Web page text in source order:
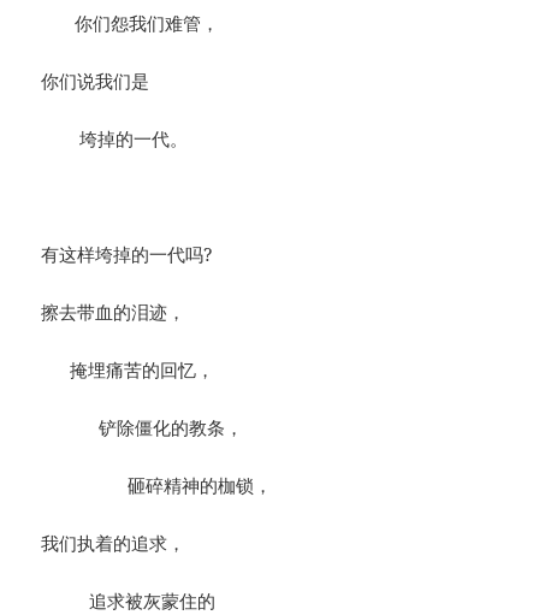
你们怨我们难管，
你们说我们是
垮掉的一代。
有这样垮掉的一代吗?
擦去带血的泪迹，
掩埋痛苦的回忆，
铲除僵化的教条，
砸碎精神的枷锁，
我们执着的追求，
追求被灰蒙住的